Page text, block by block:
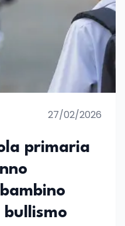
27/02/2026
primaria
bullismo